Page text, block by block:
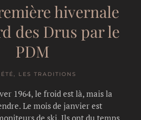
hivernale
des Drus par le
PDM
LES TRADITIONS
1964, le froid est là, mais la
Le mois de janvier est
de ski. Ils ont du temps